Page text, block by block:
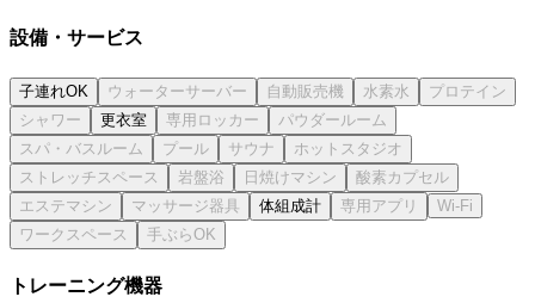
設備・サービス
子連れOK
更衣室
体組成計
トレーニング機器